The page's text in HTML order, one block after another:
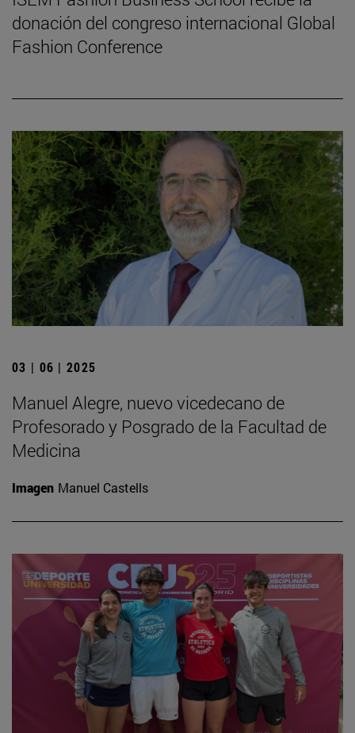
donación del congreso internacional Global
Fashion Conference
03 | 06 | 2025
Manuel Alegre, nuevo vicedecano de
Profesorado y Posgrado de la Facultad de
Medicina
Imagen Manuel Castells